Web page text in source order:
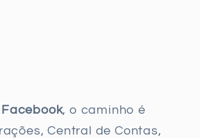
, o caminho é
Central de Contas,